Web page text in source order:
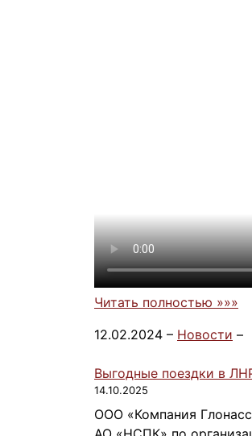
Читать полностью »»»
12.02.2024 – Новости –
Выгодные поездки в
14.10.2025
ООО «Компания